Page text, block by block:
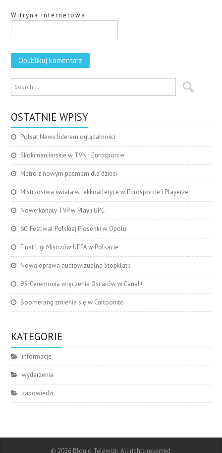
Witryna internetowa
OSTATNIE WPISY
Polsat News liderem oglądalności
Skoki narciarskie w TVN i Eurosporcie
Metro z nowym pasmem dla dzieci
Mistrzostwa świata w lekkoatletyce w Eurosporcie i Playerze
Nowe kanały TVP w Play i UPC
60. Festiwal Polskiej Piosenki w Opolu
Finał Ligi Mistrzów UEFA w Polsacie
Nowa oprawa audiowizualna Stopklatki
95. Ceremonia wręczenia Oscarów w Canal+
Boomerang zmienia się w Cartoonito
KATEGORIE
informacje
wydarzenia
zapowiedzi
© 2026 Blog o Telewizji. All rights reserved.